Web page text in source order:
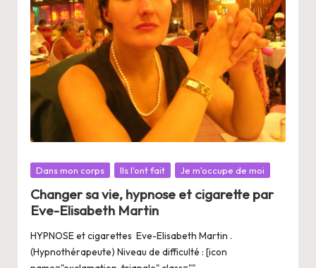
Posté
Dans mon corps Ils l'ont fait Je m'occupe de moi
Changer sa vie, hypnose et cigarette par
Eve-Elisabeth Martin
HYPNOSE et cigarettes Eve-Elisabeth Martin .
(Hypnothérapeute) Niveau de difficulté : [icon